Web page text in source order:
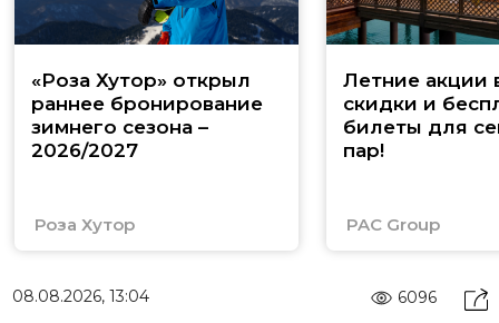
«Роза Хутор» открыл
раннее бронирование
зимнего сезона –
2026/2027
Роза Хутор
Летние акции
скидки и
билеты для
пар!
PAC Group
08.08.2026, 13:04 6096